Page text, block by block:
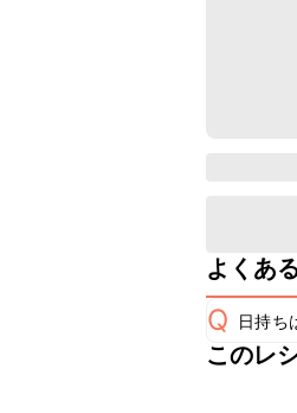
よくあ
Q 日持ち
保存
このレ